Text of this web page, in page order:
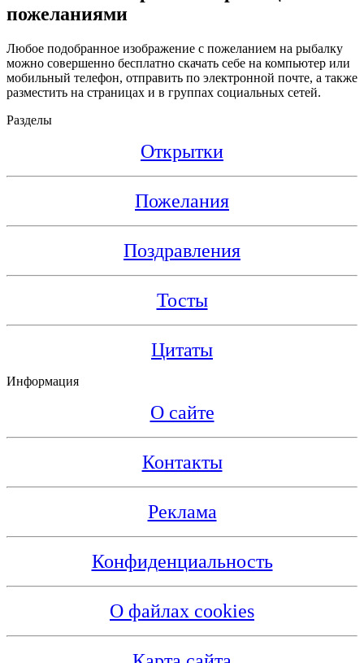
пожеланиями
Любое подобранное изображение с пожеланием на рыбалку
можно совершенно бесплатно скачать себе на компьютер или
мобильный телефон, отправить по электронной почте, а также
разместить на страницах и в группах социальных сетей.
Разделы
Открытки
Пожелания
Поздравления
Тосты
Цитаты
Информация
О сайте
Контакты
Реклама
Конфиденциальность
О файлах cookies